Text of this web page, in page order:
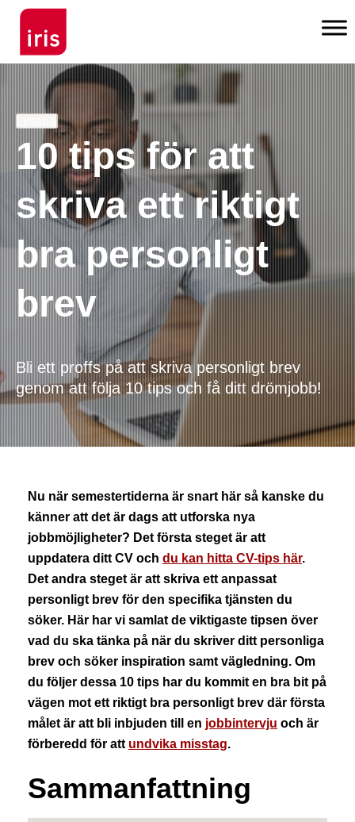
10 tips för att
skriva ett riktigt
bra personligt
brev
Bli ett proffs på att skriva personligt brev
genom att följa 10 tips och få ditt drömjobb!
Nu när semestertiderna är snart här så kanske du
känner att det är dags att utforska nya
jobbmöjligheter? Det första steget är att
uppdatera ditt CV och du kan hitta CV-tips här.
Det andra steget är att skriva ett anpassat
personligt brev för den specifika tjänsten du
söker. Här har vi samlat de viktigaste tipsen över
vad du ska tänka på när du skriver ditt personliga
brev och söker inspiration samt vägledning. Om
du följer dessa 10 tips har du kommit en bra bit på
vägen mot ett riktigt bra personligt brev där första
målet är att bli inbjuden till en jobbintervju och är
förberedd för att undvika misstag.
Sammanfattning